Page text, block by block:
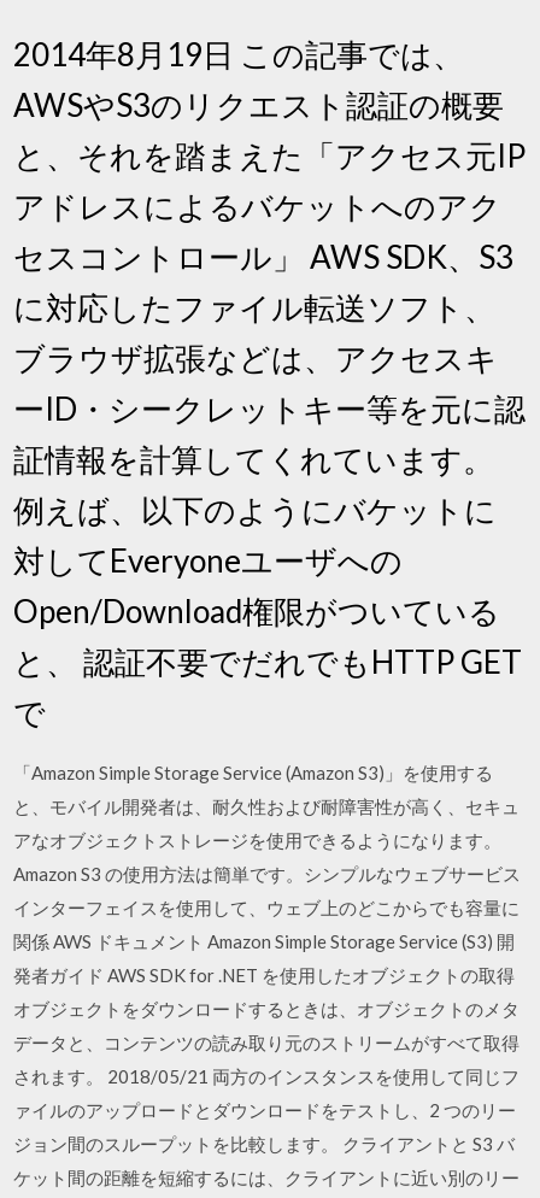
2014年8月19日 この記事では、
AWSやS3のリクエスト認証の概要
と、それを踏まえた「アクセス元IP
アドレスによるバケットへのアク
セスコントロール」 AWS SDK、S3
に対応したファイル転送ソフト、
ブラウザ拡張などは、アクセスキ
ーID・シークレットキー等を元に認
証情報を計算してくれています。
例えば、以下のようにバケットに
対してEveryoneユーザへの
Open/Download権限がついている
と、 認証不要でだれでもHTTP GET
で
「Amazon Simple Storage Service (Amazon S3)」を使用する
と、モバイル開発者は、耐久性および耐障害性が高く、セキュ
アなオブジェクトストレージを使用できるようになります。
Amazon S3 の使用方法は簡単です。シンプルなウェブサービス
インターフェイスを使用して、ウェブ上のどこからでも容量に
関係 AWS ドキュメント Amazon Simple Storage Service (S3) 開
発者ガイド AWS SDK for .NET を使用したオブジェクトの取得
オブジェクトをダウンロードするときは、オブジェクトのメタ
データと、コンテンツの読み取り元のストリームがすべて取得
されます。 2018/05/21 両方のインスタンスを使用して同じフ
ァイルのアップロードとダウンロードをテストし、2 つのリー
ジョン間のスループットを比較します。 クライアントと S3 バ
ケット間の距離を短縮するには、クライアントに近い別のリー